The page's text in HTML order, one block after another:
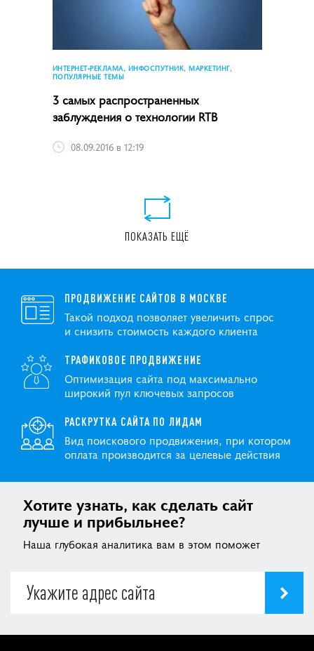
ИНТЕРНЕТ-РЕКЛАМА, ИНФОСПУТНИК, МАРКЕТИНГ,
ПОПУЛЯРНЫЕ ТЕМЫ
3 самых распространенных
заблуждения о технологии RTB
08.09.2016 в 12:19
ПОКАЗАТЬ ЕЩЁ
ПРОДВИЖЕНИЕ САЙТОВ В МОСКВЕ
Такой подход позволяет увеличить спрос
и снизить стоимость каждого клиента
ТРАФИКОВОЕ ПРОДВИЖЕНИЕ
Оптимизация сайта под максимально
широкий пул ключевых запросов
РАСКРУТКА САЙТА ПО ЛИДАМ
Вид поискового продвижения, при котором
оплата производится за целевые действия
Хотите узнать, как сделать сайт
лучше и прибыльнее?
Наша глубокая аналитика вам в этом поможет